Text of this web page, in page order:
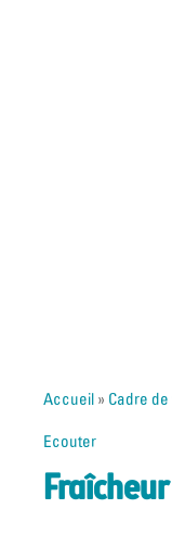
Accueil » Cadre de
Ecouter